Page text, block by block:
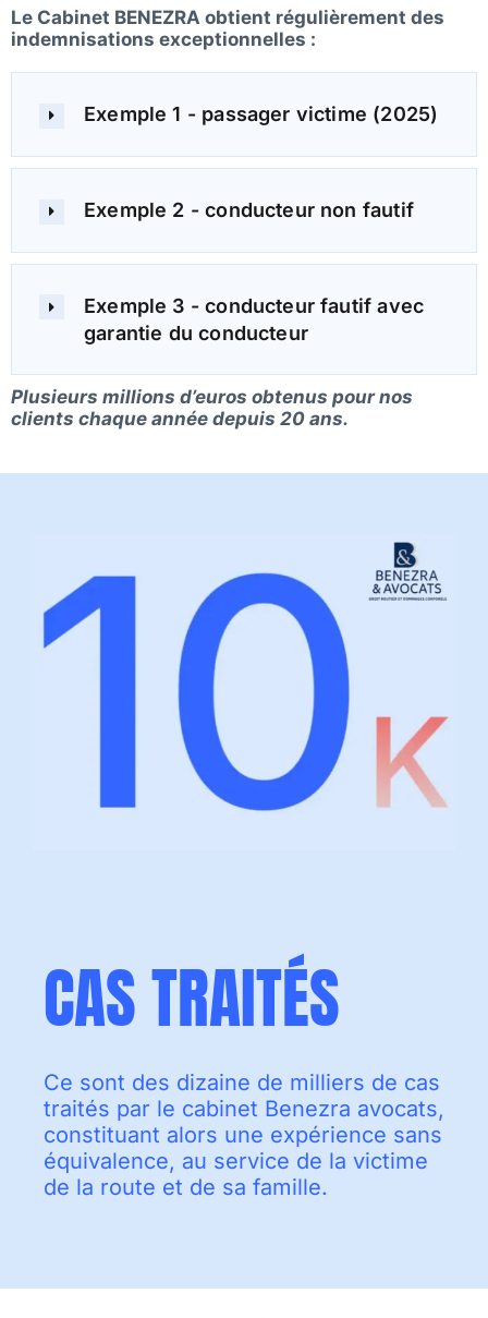
Le Cabinet BENEZRA obtient régulièrement des
indemnisations exceptionnelles :
Exemple 1 - passager victime (2025)
Exemple 2 - conducteur non fautif
Exemple 3 - conducteur fautif avec
garantie du conducteur
Plusieurs millions d’euros obtenus pour nos
clients chaque année depuis 20 ans.
CAS TRAITÉS
Ce sont des dizaine de milliers de cas
traités par le cabinet Benezra avocats,
constituant alors une expérience sans
équivalence, au service de la victime
de la route et de sa famille.